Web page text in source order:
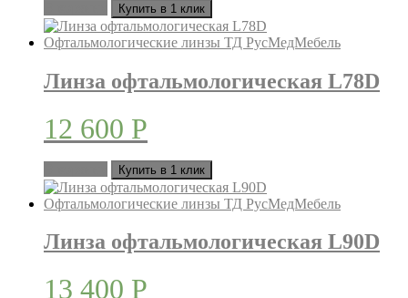
Купить в 1 клик
Линза офтальмологическая L78D
12 600 Р
Купить в 1 клик
Линза офтальмологическая L90D
13 400 Р